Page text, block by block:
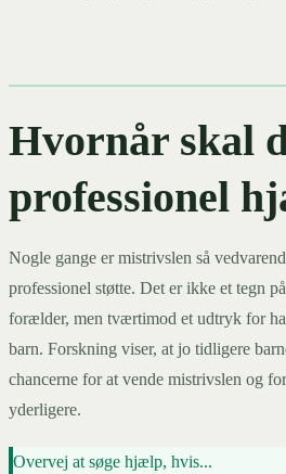
Hvornår skal
professionel
Nogle gange er mistrivslen så
professionel støtte. Det er ikke et tegn
forælder, men tværtimod et udtryk for
barn. Forskning viser, at jo tidligere
chancerne for at vende mistrivslen og
yderligere.
Overvej at søge hjælp, hvis...